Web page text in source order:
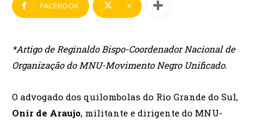
FACEBOOK X
*Artigo de Reginaldo Bispo-Coordenador Nacional de
Organização do MNU-Movimento Negro Unificado.
O advogado dos quilombolas do Rio Grande do Sul,
Onir de Araujo, militante e dirigente do MNU-